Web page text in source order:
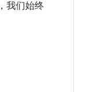
我们始终